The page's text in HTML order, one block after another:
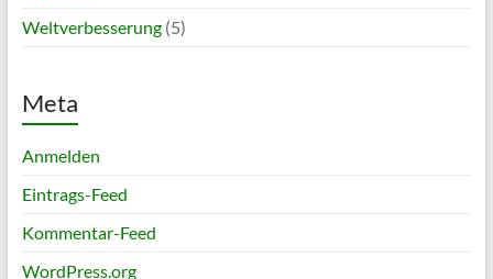
Weltverbesserung(5)
Meta
Anmelden
Eintrags-Feed
Kommentar-Feed
WordPress.org